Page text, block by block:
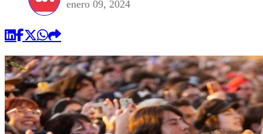
Torneo Internacional
Universidad de Chile
Internacional
Sustentabilidad
enero 09, 2024